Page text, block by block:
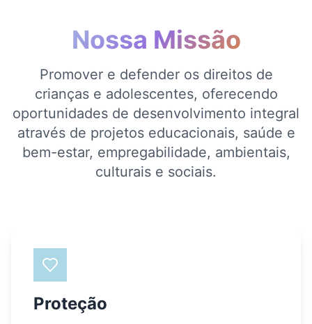
Nossa Missão
Promover e defender os direitos de
crianças e adolescentes, oferecendo
oportunidades de desenvolvimento integral
através de projetos educacionais, saúde e
bem-estar, empregabilidade, ambientais,
culturais e sociais.
Proteção